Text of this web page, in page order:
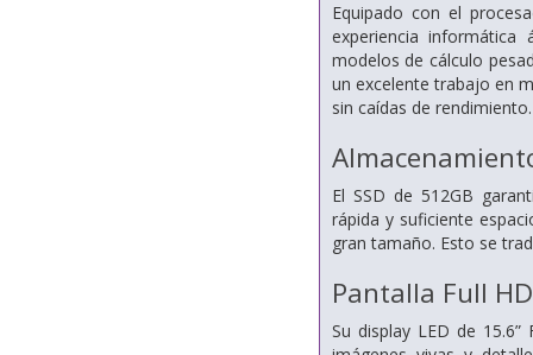
Equipado con el
experiencia
modelos de cálculo
un excelente trabajo en
sin caídas de rendimiento.
El SSD de 512GB
rápida y suficiente
gran tamaño. Esto se
Pantalla Full
Su display LED de